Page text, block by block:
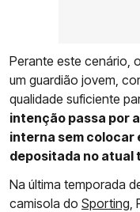
Perante este cenário,
um guardião jovem,
qualidade suficiente
intenção passa por
interna sem colocar
depositada no atual
Na última temporada
camisola do Sporting